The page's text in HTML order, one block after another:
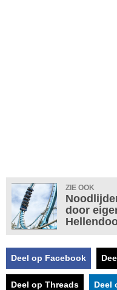
ZIE OOK
door
Deel op Facebook
Deel op Threads Deel